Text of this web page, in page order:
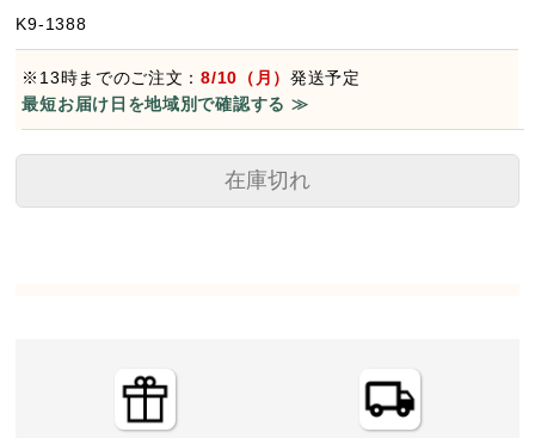
K9-1388
※13時までのご注文：8/10（月）発送予定
最短お届け日を地域別で確認する ≫
在庫切れ